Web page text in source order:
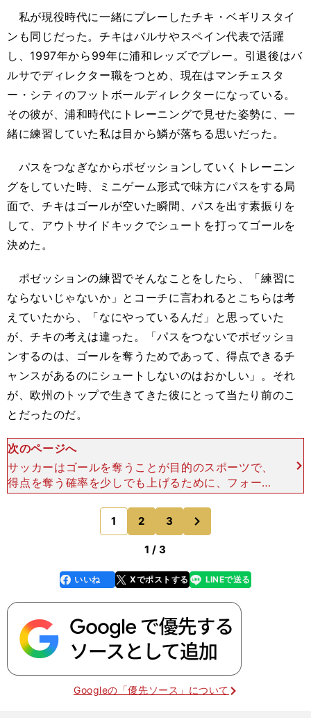
私が現役時代に一緒にプレーしたチキ・ベギリスタイ
ンも同じだった。チキはバルサやスペイン代表で活躍
し、1997年から99年に浦和レッズでプレー。引退後はバ
ルサでディレクター職をつとめ、現在はマンチェスタ
ー・シティのフットボールディレクターになっている。
その彼が、浦和時代にトレーニングで見せた姿勢に、一
緒に練習していた私は目から鱗が落ちる思いだった。
パスをつなぎなからポゼッションしていくトレーニン
グをしていた時、ミニゲーム形式で味方にパスをする局
面で、チキはゴールが空いた瞬間、パスを出す素振りを
して、アウトサイドキックでシュートを打ってゴールを
決めた。
ポゼッションの練習でそんなことをしたら、「練習に
ならないじゃないか」とコーチに言われるとこちらは考
えていたから、「なにやっているんだ」と思っていた
が、チキの考えは違った。「パスをつないでポゼッショ
ンするのは、ゴールを奪うためであって、得点できるチ
ャンスがあるのにシュートしないのはおかしい」。それ
が、欧州のトップで生きてきた彼にとって当たり前のこ
とだったのだ。
次のページへ
サッカーはゴールを奪うことが目的のスポーツで、
得点を奪う確率を少しでも上げるために、フォーメ
ーションを考えたり、ポゼッションなどのチーム戦
術やスタイルがあるが、それらはすべて、ゴールと
いう目的のための
1 2 3
1 / 3
faceboo
k
いいね Xでポストする
line LINEで送る
Googleの「優先ソース」について